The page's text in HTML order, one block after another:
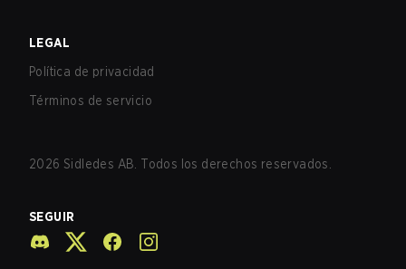
LEGAL
Política de privacidad
Términos de servicio
2026 Sidledes AB. Todos los derechos reservados.
SEGUIR